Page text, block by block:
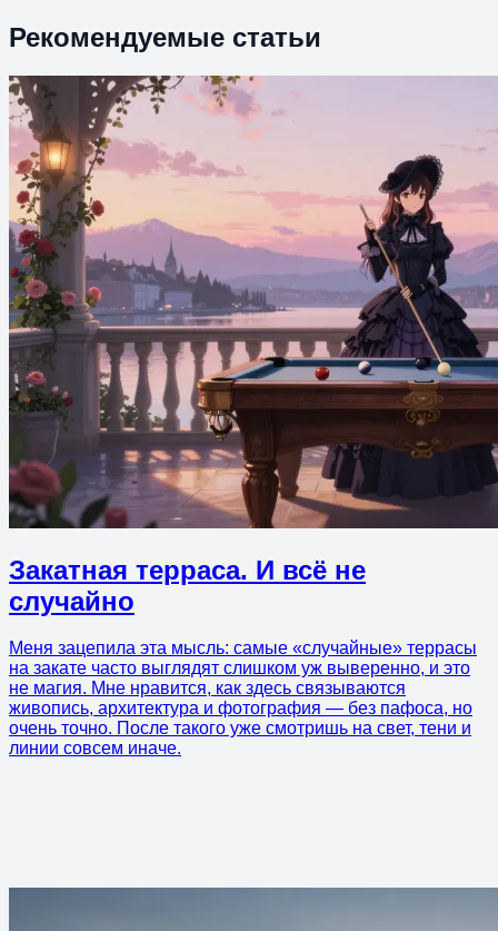
Рекомендуемые статьи
Закатная терраса. И всё не
случайно
Меня зацепила эта мысль: самые «случайные» террасы
на закате часто выглядят слишком уж выверенно, и это
не магия. Мне нравится, как здесь связываются
живопись, архитектура и фотография — без пафоса, но
очень точно. После такого уже смотришь на свет, тени и
линии совсем иначе.